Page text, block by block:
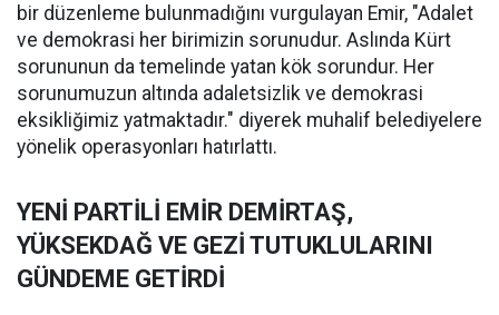
bir düzenleme bulunmadığını vurgulayan Emir, "Adalet
ve demokrasi her birimizin sorunudur. Aslında Kürt
sorununun da temelinde yatan kök sorundur. Her
sorunumuzun altında adaletsizlik ve demokrasi
eksikliğimiz yatmaktadır." diyerek muhalif belediyelere
yönelik operasyonları hatırlattı.
YENİ PARTİLİ EMİR DEMİRTAŞ,
YÜKSEKDAĞ VE GEZİ TUTUKLULARINI
GÜNDEME GETİRDİ